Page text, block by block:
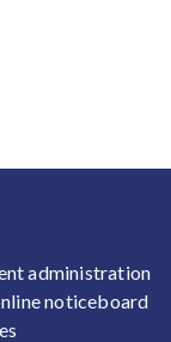
1
administration
noticeboard